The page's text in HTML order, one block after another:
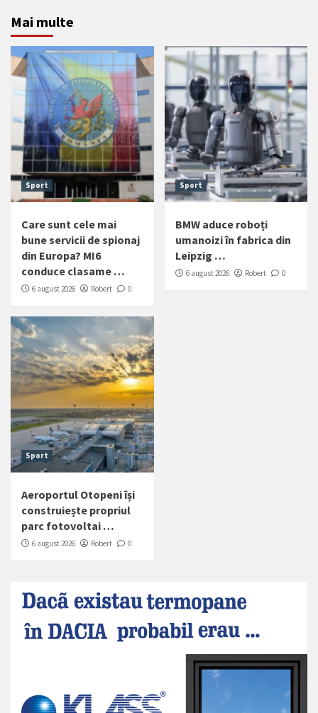
Mai multe
Sport
Care sunt cele mai
bune servicii de spionaj
din Europa? MI6
conduce clasame …
6 august 2026 Robert 0
Sport
BMW aduce roboți
umanoizi în fabrica din
Leipzig …
6 august 2026 Robert 0
Sport
Aeroportul Otopeni își
construiește propriul
parc fotovoltai …
6 august 2026 Robert 0